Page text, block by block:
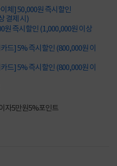
체] 50,000원 즉시할인
결제 시)
원 즉시할인 (1,000,000원 이상
드] 5% 즉시할인 (800,000원 이
드] 5% 즉시할인 (800,000원 이
자5만원5%포인트